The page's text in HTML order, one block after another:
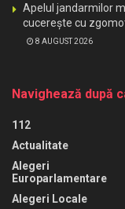
Apelul jandarmilor
cucerește cu
8 AUGUST 2026
Navighează după
112
Actualitate
Alegeri
Europarlamentare
Alegeri Locale